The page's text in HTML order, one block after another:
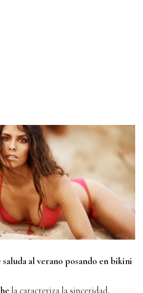
al verano posando en bikini
la caracteriza la sinceridad,